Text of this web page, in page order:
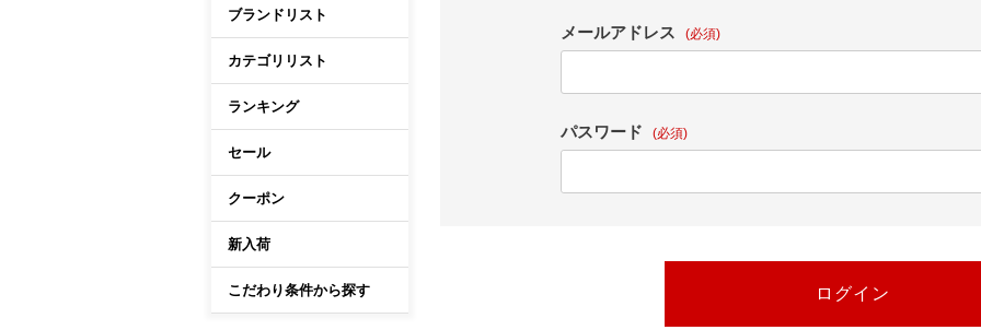
こだわり条件から探す
Members Service
ブランドリスト
カテゴリリスト
ランキング
セール
クーポン
新入荷
こだわり条件から探す
メールアドレス (必須)
パスワード (必須)
ログイン